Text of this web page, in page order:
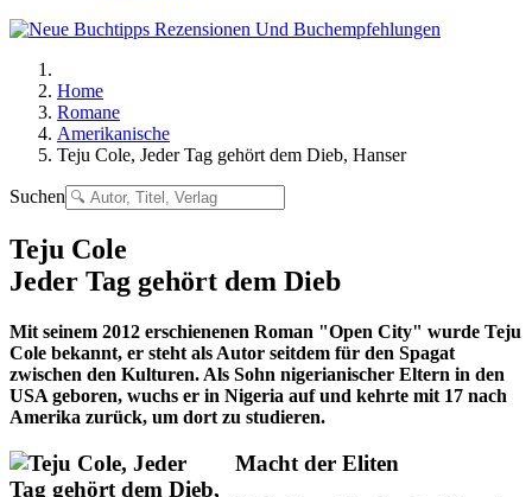
Home
Romane
Amerikanische
Teju Cole, Jeder Tag gehört dem Dieb, Hanser
Suchen
Teju Cole
Jeder Tag gehört dem Dieb
Mit seinem 2012 erschienenen Roman "Open City" wurde Teju
Cole bekannt, er steht als Autor seitdem für den Spagat
zwischen den Kulturen. Als Sohn nigerianischer Eltern in den
USA geboren, wuchs er in Nigeria auf und kehrte mit 17 nach
Amerika zurück, um dort zu studieren.
Macht der Eliten